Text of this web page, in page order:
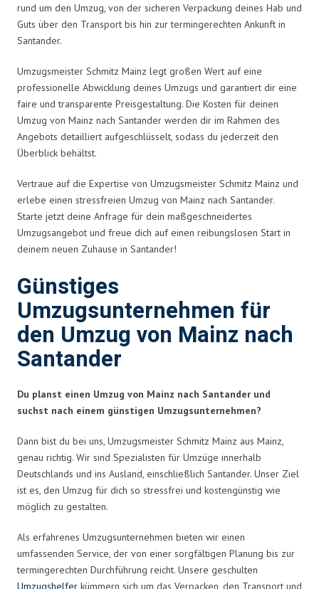
rund um den Umzug, von der sicheren Verpackung deines Hab und
Guts über den Transport bis hin zur termingerechten Ankunft in
Santander.
Umzugsmeister Schmitz Mainz legt großen Wert auf eine
professionelle Abwicklung deines Umzugs und garantiert dir eine
faire und transparente Preisgestaltung. Die Kosten für deinen
Umzug von Mainz nach Santander werden dir im Rahmen des
Angebots detailliert aufgeschlüsselt, sodass du jederzeit den
Überblick behältst.
Vertraue auf die Expertise von Umzugsmeister Schmitz Mainz und
erlebe einen stressfreien Umzug von Mainz nach Santander.
Starte jetzt deine Anfrage für dein maßgeschneidertes
Umzugsangebot und freue dich auf einen reibungslosen Start in
deinem neuen Zuhause in Santander!
Günstiges
Umzugsunternehmen für
den Umzug von Mainz nach
Santander
Du planst einen Umzug von Mainz nach Santander und
suchst nach einem günstigen Umzugsunternehmen?
Dann bist du bei uns, Umzugsmeister Schmitz Mainz aus Mainz,
genau richtig. Wir sind Spezialisten für Umzüge innerhalb
Deutschlands und ins Ausland, einschließlich Santander. Unser Ziel
ist es, den Umzug für dich so stressfrei und kostengünstig wie
möglich zu gestalten.
Als erfahrenes Umzugsunternehmen bieten wir einen
umfassenden Service, der von einer sorgfältigen Planung bis zur
termingerechten Durchführung reicht. Unsere geschulten
Umzugshelfer kümmern sich um das Verpacken, den Transport und